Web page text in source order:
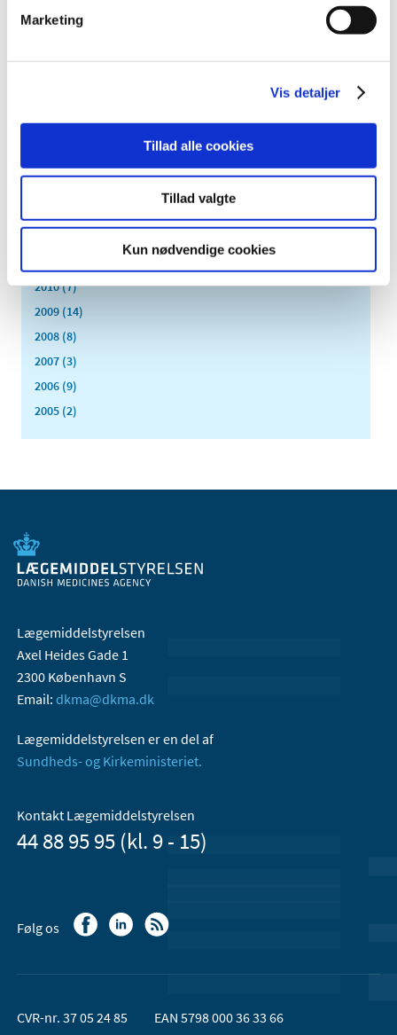
Marketing
Vis detaljer
Tillad alle cookies
Tillad valgte
Kun nødvendige cookies
oktober (4)
juni (3)
april (3)
2010 (7)
2009 (14)
2008 (8)
2007 (3)
2006 (9)
2005 (2)
Lægemiddelstyrelsen
Axel Heides Gade 1
2300 København S
Email: dkma@dkma.dk
Lægemiddelstyrelsen er en del af
Sundheds- og Kirkeministeriet.
Kontakt Lægemiddelstyrelsen
44 88 95 95 (kl. 9 - 15)
Følg os
CVR-nr. 37 05 24 85 EAN 5798 000 36 33 66